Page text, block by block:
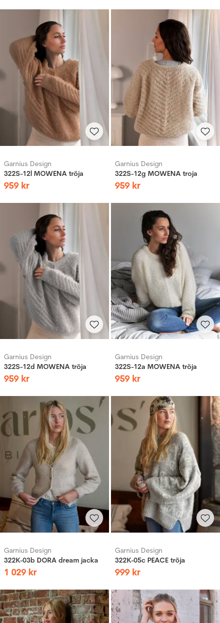
Garnius Design
322S-12l MOWENA tröja
959 kr
Garnius Design
322S-12g MOWENA troja
959 kr
Garnius Design
322S-12d MOWENA tröja
959 kr
Garnius Design
322S-12a MOWENA tröja
959 kr
Garnius Design
322K-03b DORA dream jacka
1 029 kr
Garnius Design
322K-05c PEACE tröja
999 kr